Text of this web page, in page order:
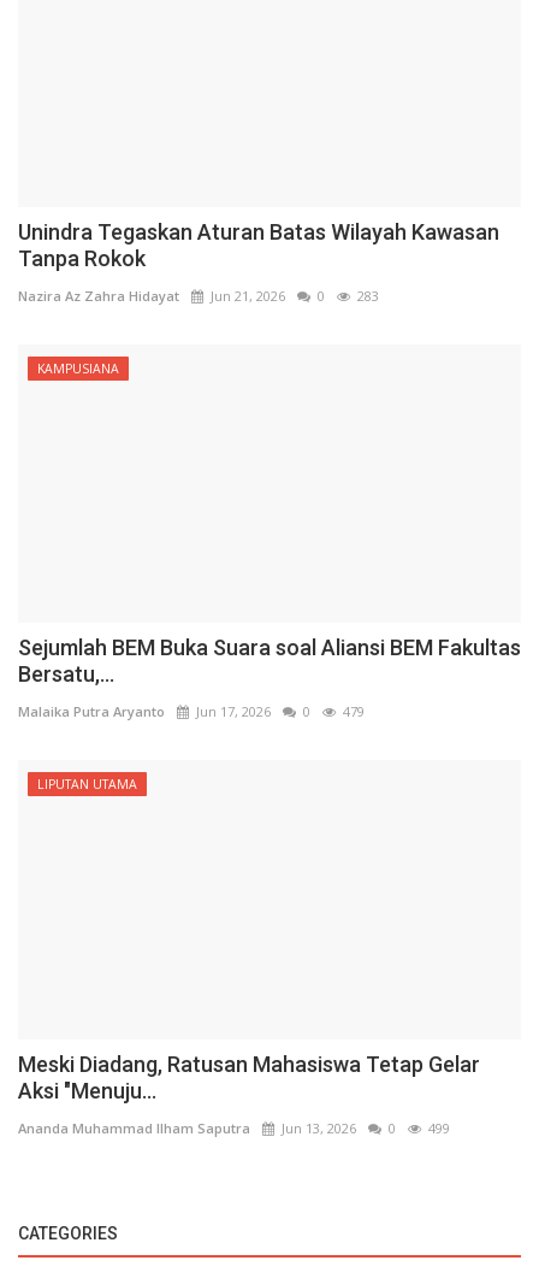
Unindra Tegaskan Aturan Batas Wilayah Kawasan
Tanpa Rokok
Nazira Az Zahra Hidayat Jun 21, 2026 0 283
KAMPUSIANA
Sejumlah BEM Buka Suara soal Aliansi BEM Fakultas
Bersatu,...
Malaika Putra Aryanto Jun 17, 2026 0 479
LIPUTAN UTAMA
Meski Diadang, Ratusan Mahasiswa Tetap Gelar
Aksi "Menuju...
Ananda Muhammad Ilham Saputra Jun 13, 2026 0 499
CATEGORIES